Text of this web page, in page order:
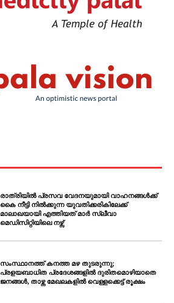
രാത്രിയിൽ പ്രസവ വേദനയുമായി വാഹനങ്ങൾക്ക്
കൈ നീട്ടി നിൽക്കുന്ന യുവതിക്കരികിലേക്ക്
മാലാഖയായി എത്തിയത് മാർ സ്ലീവാ
മെഡിസിറ്റിയിലെ നഴ്സ്
സംസ്ഥാനത്ത് കനത്ത മഴ തുടരുന്നു;
പ്രളയബാധിത പ്രദേശങ്ങളിൽ ദുരിതമൊഴിയാതെ
ജനങ്ങൾ, താഴ്ന്ന മേഖലകളിൽ വെള്ളക്കെട്ട് രൂക്ഷം